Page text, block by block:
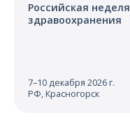
Российская неделя
здравоохранения
7–10 декабря 2026 г.
РФ, Красногорск